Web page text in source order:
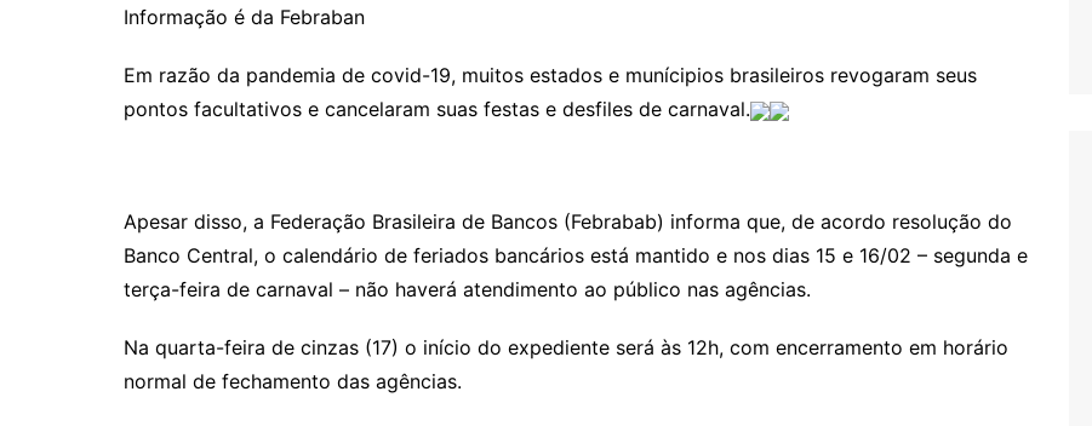
Informação é da Febraban
Em razão da pandemia de covid-19, muitos estados e munícipios brasileiros revogaram seus
pontos facultativos e cancelaram suas festas e desfiles de carnaval.
Apesar disso, a Federação Brasileira de Bancos (Febrabab) informa que, de acordo resolução do
Banco Central, o calendário de feriados bancários está mantido e nos dias 15 e 16/02 – segunda e
terça-feira de carnaval – não haverá atendimento ao público nas agências.
Na quarta-feira de cinzas (17) o início do expediente será às 12h, com encerramento em horário
normal de fechamento das agências.